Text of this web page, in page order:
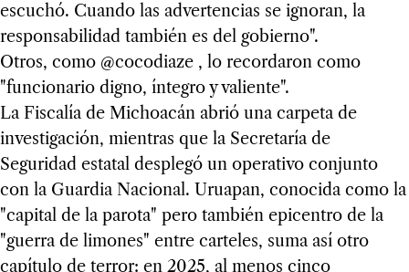
escuchó. Cuando las advertencias se ignoran, la
responsabilidad también es del gobierno".
Otros, como @cocodiaze , lo recordaron como
"funcionario digno, íntegro y valiente".
La Fiscalía de Michoacán abrió una carpeta de
investigación, mientras que la Secretaría de
Seguridad estatal desplegó un operativo conjunto
con la Guardia Nacional. Uruapan, conocida como la
"capital de la parota" pero también epicentro de la
"guerra de limones" entre carteles, suma así otro
capítulo de terror: en 2025, al menos cinco